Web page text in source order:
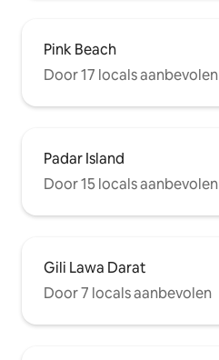
Pink Beach
Door 17 locals aanbevolen
Padar Island
Door 15 locals aanbevolen
Gili Lawa Darat
Door 7 locals aanbevolen